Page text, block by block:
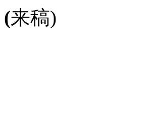
(来稿)